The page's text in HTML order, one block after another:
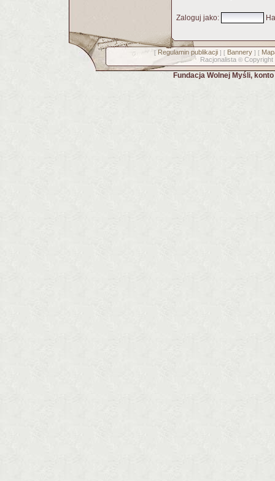
Zaloguj jako:
[ Regulamin publikacji] [ Bannery] [
Racjonalista © Copyright
Fundacja Wolnej Myśli,